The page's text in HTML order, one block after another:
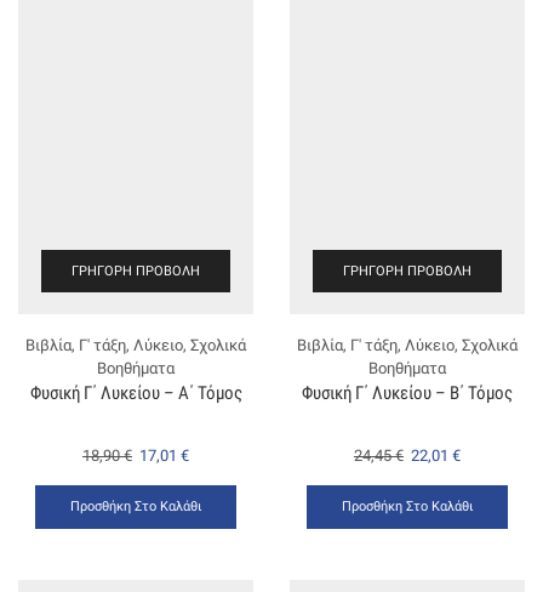
ΓΡΉΓΟΡΗ ΠΡΟΒΟΛΉ
Βιβλία, Γ' τάξη, Λύκειο, Σχολικά
Βοηθήματα
Φυσική Γ΄ Λυκείου – Α΄ Τόμος
18,90€ 17,01 €
Προσθήκη Στο Καλάθι
ΓΡΉΓΟΡΗ ΠΡΟΒΟΛΉ
Βιβλία, Γ' τάξη, Λύκειο, Σχολικά
Βοηθήματα
Φυσική Γ΄ Λυκείου – Β΄ Τόμος
24,45€ 22,01 €
Προσθήκη Στο Καλάθι